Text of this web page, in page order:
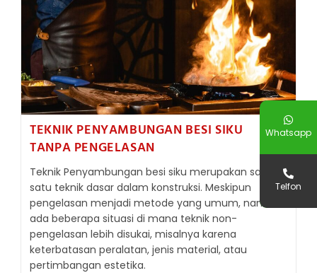
TEKNIK PENYAMBUNGAN BESI SIKU
TANPA PENGELASAN
Teknik Penyambungan besi siku merupakan salah
satu teknik dasar dalam konstruksi. Meskipun
pengelasan menjadi metode yang umum, namun
ada beberapa situasi di mana teknik non-
pengelasan lebih disukai, misalnya karena
keterbatasan peralatan, jenis material, atau
pertimbangan estetika.
Whatsapp
Telfon